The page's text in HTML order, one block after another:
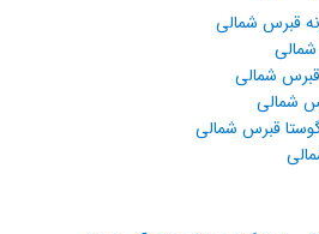
قبرس شمالی
قبرس شمالی
شمالی
قبرس شمالی